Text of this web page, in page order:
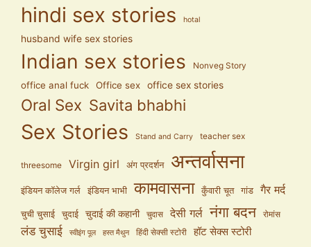
hindi sex stories
hotal
husband wife sex stories
Indian sex stories Nonveg Story
office anal fuck Office sex office sex stories
Oral Sex Savita bhabhi
Sex Stories Stand and Carry teacher sex
threesome Virgin girl अंग प्रदर्शन अन्तर्वासना
इंडियन कॉलेज गर्ल इंडियन भाभी कामवासना कुँवारी चूत गांड गैर मर्द
चुची चुसाई चुदाई चुदाई की कहानी चुदास देसी गर्ल नंगा बदन रोमांस
लंड चुसाई स्वीइंग पूल हस्त मैथुन हिंदी सेक्सी स्टोरी हॉट सेक्स स्टोरी